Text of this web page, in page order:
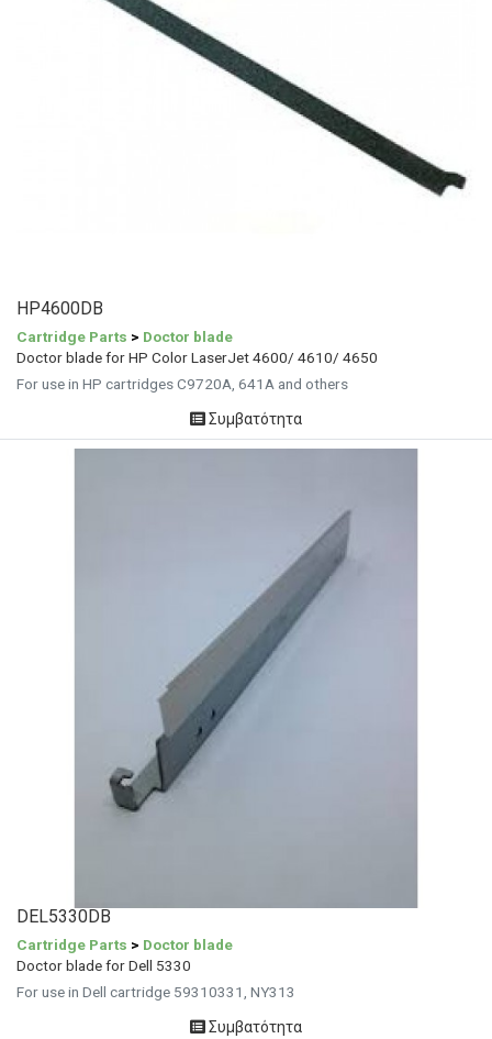
HP4600DB
Cartridge Parts > Doctor blade
Doctor blade for HP Color LaserJet 4600/ 4610/ 4650
For use in HP cartridges C9720A, 641A and others
Συμβατότητα
DEL5330DB
Cartridge Parts > Doctor blade
Doctor blade for Dell 5330
For use in Dell cartridge 59310331, NY313
Συμβατότητα